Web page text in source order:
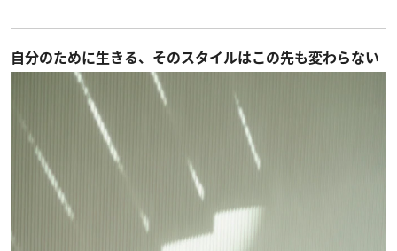
自分のために生きる、そのスタイルはこの先も変わらない